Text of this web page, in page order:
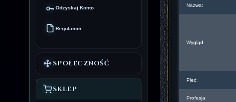
Odzyskaj Konto
Regulamin
SPOŁECZNOŚĆ
SKLEP
Nazwa:
Wygląd:
Płeć:
Profesja: